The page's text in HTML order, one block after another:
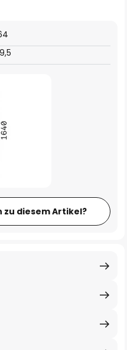
zu diesem Artikel?